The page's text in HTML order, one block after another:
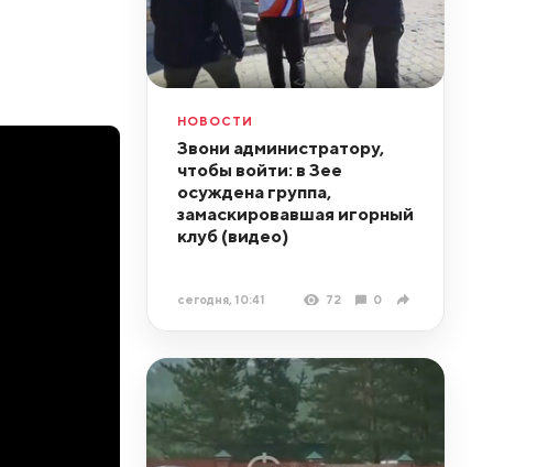
НОВОСТИ
Звони администратору,
чтобы войти: в Зее
осуждена группа,
замаскировавшая игорный
клуб (видео)
сегодня, 10:41 72 0